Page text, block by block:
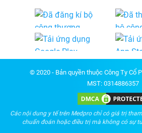
© 2020 - Bản quyền thuộc Công Ty Cổ
MST: 0314886357
Các nội dung y tế trên Medpro chỉ có giá trị
chuẩn đoán hoặc điều trị mà không có sự